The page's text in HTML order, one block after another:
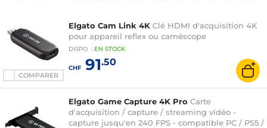
jeux. Vous pourrez retrouver le fameux Streaming Deck qui est utilisé par
les plus grands streamers du mondepour faciliter la configuration de leur
diffusion et pouvoir jongler de façon fluide entre les différentes scènes.
COMPARER
Elgato Cam Link 4K Clé HDMI d'acquisition 4K
pour appareil reflex ou caméscope
DISPO : EN STOCK
CHF91.50
Elgato Game Capture 4K Pro Carte
d'acquisition / capture / streaming vidéo -
capture jusqu'en 240 FPS - compatible PC / PS5 /